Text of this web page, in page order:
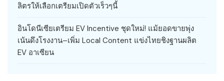
ลิตรให้เลือกเตรียมเปิดตัวเร็วๆนี้
อินโดนีเซียเตรียม EV Incentive ชุดใหม่! แม้ยอดขายพุ่ง
เน้นดึงโรงงาน–เพิ่ม Local Content แข่งไทยชิงฐานผลิต
EV อาเซียน